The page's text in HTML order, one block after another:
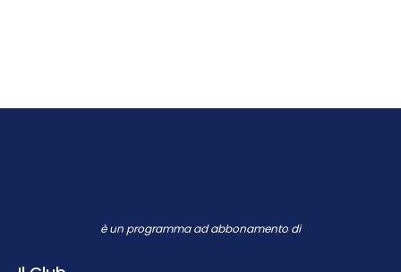
è un programma ad abbonamento di